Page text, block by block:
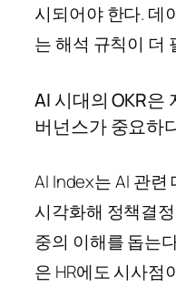
시되어야 한다. 데
는 해석 규칙이 더
AI 시대의 OKR은
버넌스가 중요하
AI Index는 AI 관련
시각화해 정책결
중의 이해를 돕는
은 HR에도 시사점